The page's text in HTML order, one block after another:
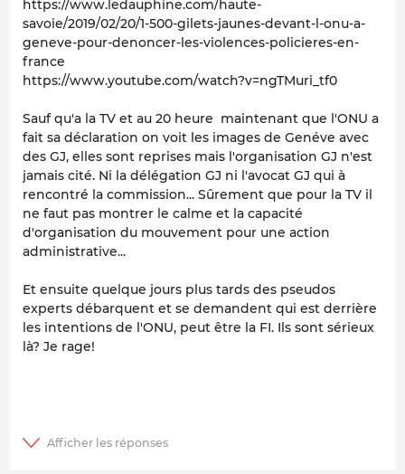
https://www.ledauphine.com/haute-
savoie/2019/02/20/1-500-gilets-jaunes-devant-l-onu-a-
geneve-pour-denoncer-les-violences-policieres-en-
france
https://www.youtube.com/watch?v=ngTMuri_tf0
Sauf qu'a la TV et au 20 heure maintenant que l'ONU a
fait sa déclaration on voit les images de Genéve avec
des GJ, elles sont reprises mais l'organisation GJ n'est
jamais cité. Ni la délégation GJ ni l'avocat GJ qui à
rencontré la commission... Sûrement que pour la TV il
ne faut pas montrer le calme et la capacité
d'organisation du mouvement pour une action
administrative...
Et ensuite quelque jours plus tards des pseudos
experts débarquent et se demandent qui est derrière
les intentions de l'ONU, peut être la FI. Ils sont sérieux
là? Je rage!